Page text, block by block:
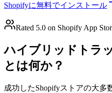
Shopifyに無料でインストール
Rated 5.0 on Shopify App
ハイブリッドトラ
とは何か？
成功したShopifyストアの大多